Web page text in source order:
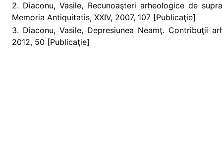
2. Diaconu, Vasile, Recunoaşteri arheologice de
Memoria Antiquitatis, XXIV, 2007, 107 [Publicaţie]
3. Diaconu, Vasile, Depresiunea Neamţ. Contribuţii
2012, 50 [Publicaţie]